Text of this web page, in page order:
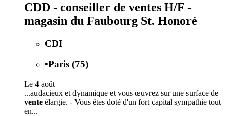
CDD - conseiller de ventes H/F -
magasin du Faubourg St. Honoré
CDI
•Paris (75)
Le 4 août
...audacieux et dynamique et vous œuvrez sur une surface de
vente élargie. - Vous êtes doté d'un fort capital sympathie tout
en...